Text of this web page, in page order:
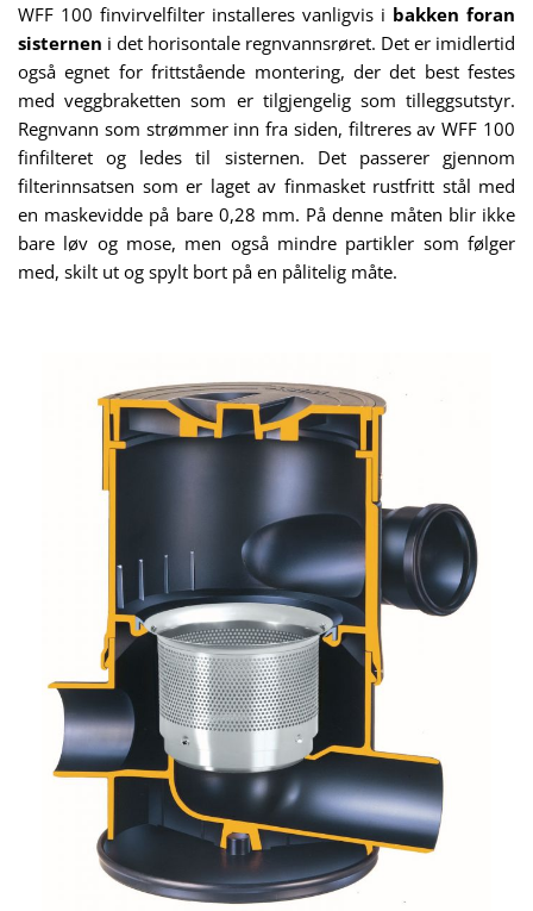
WFF 100 finvirvelfilter installeres vanligvis i bakken foran
sisternen i det horisontale regnvannsrøret. Det er imidlertid
også egnet for frittstående montering, der det best festes
med veggbraketten som er tilgjengelig som tilleggsutstyr.
Regnvann som strømmer inn fra siden, filtreres av WFF 100
finfilteret og ledes til sisternen. Det passerer gjennom
filterinnsatsen som er laget av finmasket rustfritt stål med
en maskevidde på bare 0,28 mm. På denne måten blir ikke
bare løv og mose, men også mindre partikler som følger
med, skilt ut og spylt bort på en pålitelig måte.